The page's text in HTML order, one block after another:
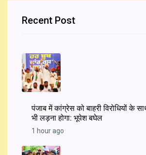
Recent Post
पंजाब में कांग्रेस को बाहरी विरोधियों के
भी लड़ना होगा: भूपेश बघेल
1 hour ago